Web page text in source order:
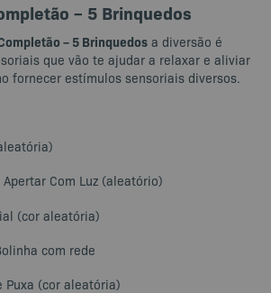
– 5 Brinquedos
– 5 Brinquedos a diversão é
que vão te ajudar a relaxar e aliviar
fornecer estímulos sensoriais diversos.
Com Luz (aleatório)
(cor aleatória)
com rede
Puxa (cor aleatória)